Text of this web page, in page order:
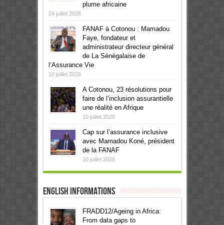
plume africaine
24 juillet 2026
FANAF à Cotonou : Mamadou
Faye, fondateur et
administrateur directeur général
de La Sénégalaise de
l’Assurance Vie
10 juillet 2026
A Cotonou, 23 résolutions pour
faire de l’inclusion assurantielle
une réalité en Afrique
10 juillet 2026
Cap sur l’assurance inclusive
avec Mamadou Koné, président
de la FANAF
10 juillet 2026
English informations
FRADD12/Ageing in Africa:
From data gaps to